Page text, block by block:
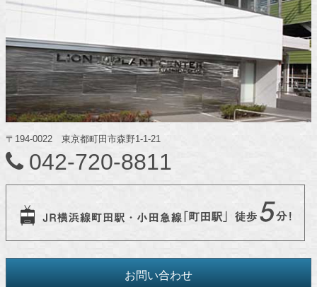
〒194-0022 東京都町田市森野1-1-21
042-720-8811
お問い合わせ